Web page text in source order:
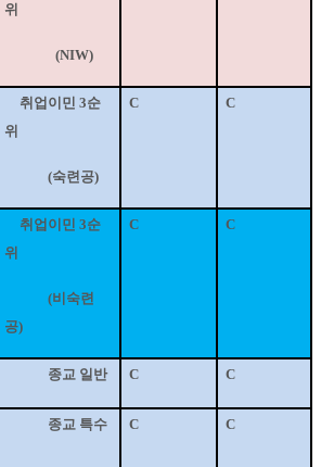
위
(NIW)
취업이민 3순
위
(숙련공)
C C
취업이민 3순
위
(비숙련
공)
C C
종교 일반 C C
종교 특수 C C